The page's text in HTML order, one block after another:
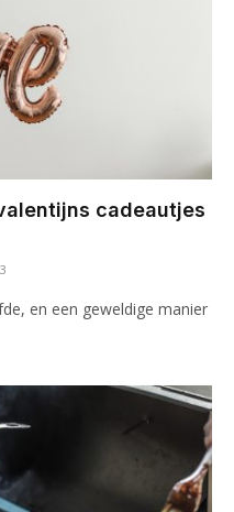
cadeautjes
en een geweldige manier